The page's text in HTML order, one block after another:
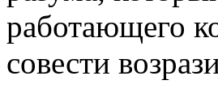
работающего
совести